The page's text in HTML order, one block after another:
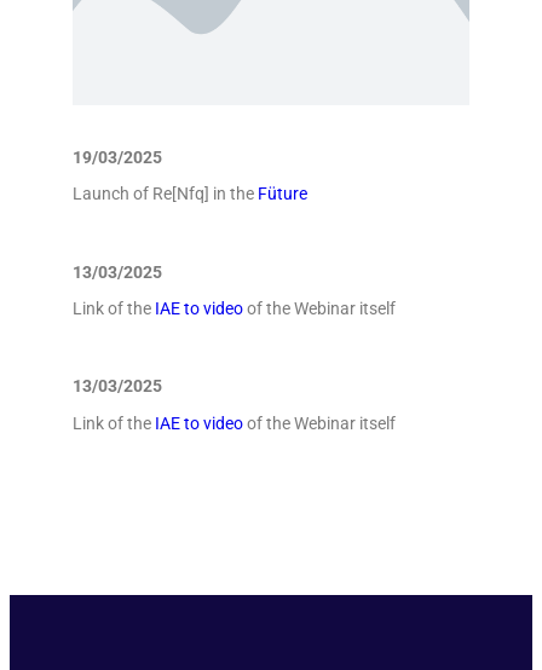
19/03/2025
Launch of Re[Nfq] in the Füture
13/03/2025
Link of the IAE to videoof the Webinar itself
13/03/2025
Link of the IAE to videoof the Webinar itself